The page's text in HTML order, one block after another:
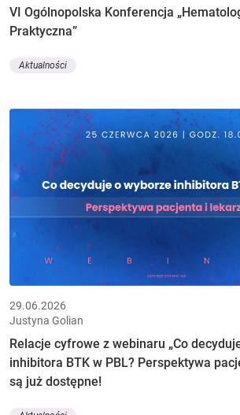
VI Ogólnopolska Konferencja
Praktyczna”
Aktualności
29.06.2026
Justyna Golian
Relacje cyfrowe z webinaru „Co
inhibitora BTK w PBL? Perspektywa
są już dostępne!